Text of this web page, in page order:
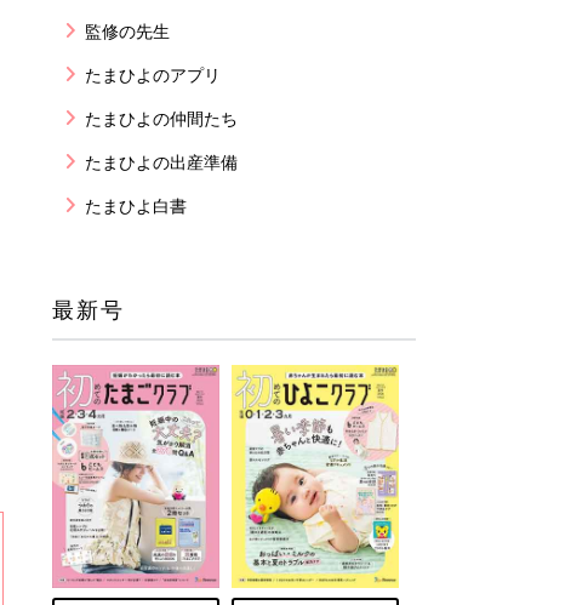
監修の先生
たまひよのアプリ
たまひよの仲間たち
たまひよの出産準備
たまひよ白書
最新号